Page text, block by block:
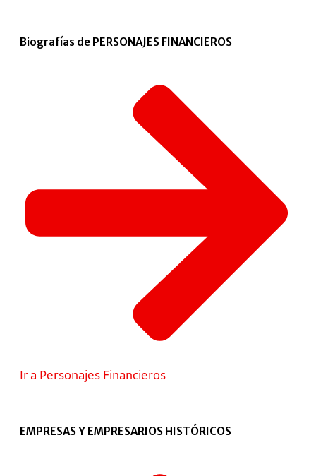
Biografías de PERSONAJES FINANCIEROS
Ir a Personajes Financieros
EMPRESAS Y EMPRESARIOS HISTÓRICOS